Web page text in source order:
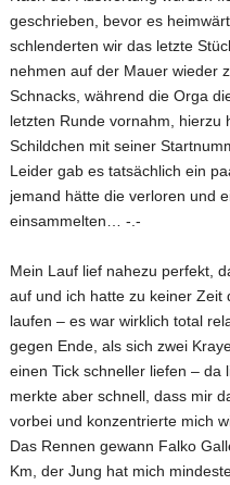
geschrieben, bevor es
schlenderten wir das letzte
nehmen auf der Mauer wieder
Schnacks, während die Orga
letzten Runde vornahm, hierzu
Schildchen mit seiner
Leider gab es tatsächlich ein
jemand hätte die verloren und
einsammelten… -.-
Mein Lauf lief nahezu perfekt,
auf und ich hatte zu keiner Zeit
laufen – es war wirklich total
gegen Ende, als sich zwei
einen Tick schneller liefen – da
merkte aber schnell, dass mir
vorbei und konzentrierte mich
Das Rennen gewann Falko
Km, der Jung hat mich